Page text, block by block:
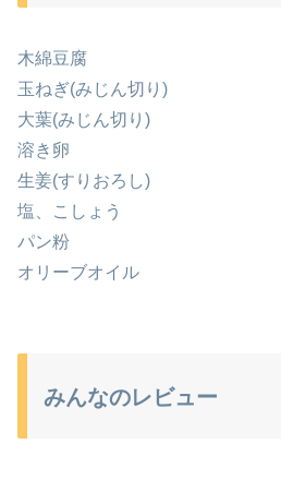
木綿豆腐
玉ねぎ(みじん切り)
大葉(みじん切り)
溶き卵
生姜(すりおろし)
塩、こしょう
パン粉
オリーブオイル
みんなのレビュー